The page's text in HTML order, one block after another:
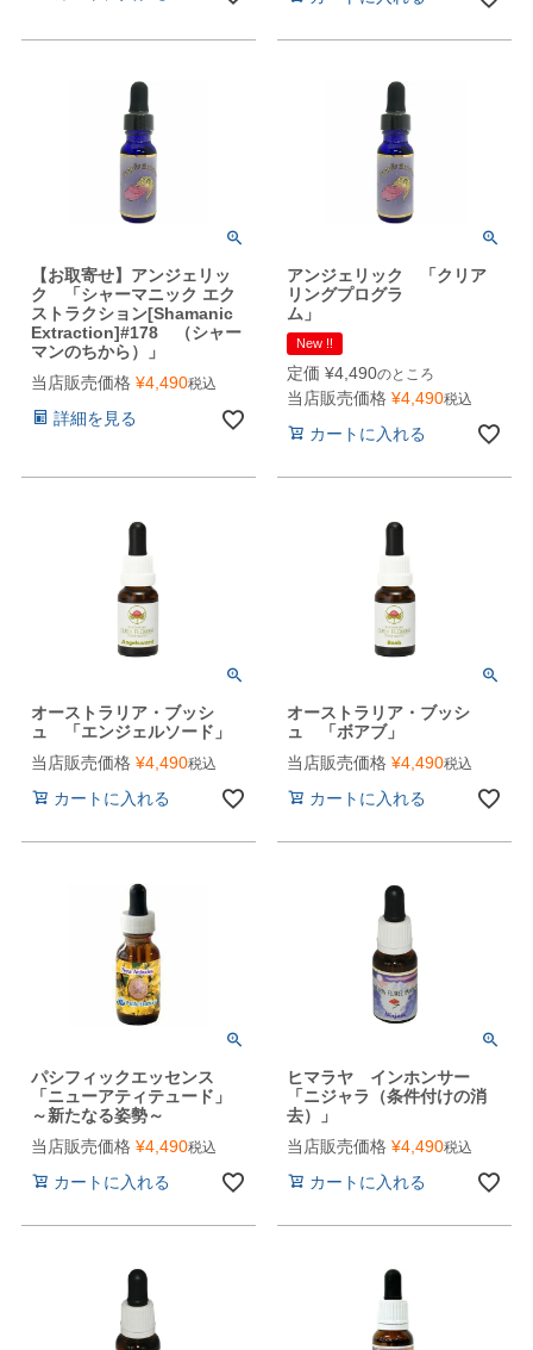
【お取寄せ】アンジェリッ
ク 「シャーマニック エク
ストラクション[Shamanic
Extraction]#178 （シャー
マンのちから）」
当店販売価格 ¥4,490税込
詳細を見る
アンジェリック 「クリア
リングプログラ
ム」
New !!
定価 ¥4,490のところ
当店販売価格 ¥4,490税込
カートに入れる
オーストラリア・ブッシ
ュ 「エンジェルソード」
当店販売価格 ¥4,490税込
カートに入れる
オーストラリア・ブッシ
ュ 「ボアブ」
当店販売価格 ¥4,490税込
カートに入れる
パシフィックエッセンス
「ニューアティテュード」
～新たなる姿勢～
当店販売価格 ¥4,490税込
カートに入れる
ヒマラヤ インホンサー
「ニジャラ（条件付けの消
去）」
当店販売価格 ¥4,490税込
カートに入れる